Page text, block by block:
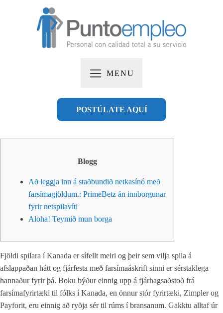
MENU
POSTÚLATE AQUÍ
Blogg
Að leggja inn á staðbundið netkasínó með
farsímagjöldum.: PrimeBetz án innborgunar
fyrir netspilavíti
Aloha! Teymið mun borga
Fjöldi spilara í Kanada er sífellt meiri og þeir sem vilja spila á
afslappaðan hátt og fjárfesta með farsímaáskrift sinni er sérstaklega
hannaður fyrir þá. Boku býður einnig upp á fjárhagsaðstoð frá
farsímafyrirtæki til fólks í Kanada, en önnur stór fyrirtæki, Zimpler og
Payforit, eru einnig að ryðja sér til rúms í bransanum. Gakktu alltaf úr